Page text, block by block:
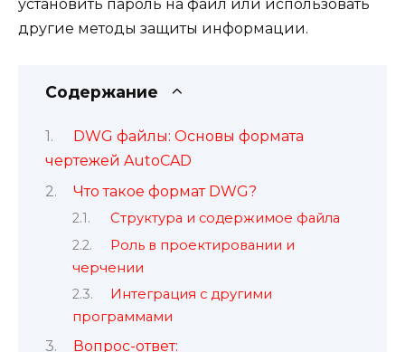
установить пароль на файл или использовать
другие методы защиты информации.
Содержание
DWG файлы: Основы формата
чертежей AutoCAD
Что такое формат DWG?
Структура и содержимое файла
Роль в проектировании и
черчении
Интеграция с другими
программами
Вопрос-ответ: